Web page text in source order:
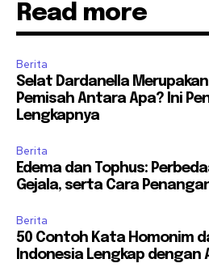
Read more
Berita
Selat Dardanella
Pemisah Antara Apa? Ini
Lengkapnya
Berita
Edema dan Tophus:
Gejala, serta Cara
Berita
50 Contoh Kata Homonim
Indonesia Lengkap dengan